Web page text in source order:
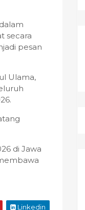
secara
pesan
Ulama,
di Jawa
Linkedin